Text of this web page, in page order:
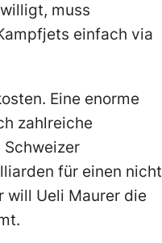
muss
einfach via
Eine enorme
zahlreiche
Schweizer
für einen nicht
will Ueli Maurer die